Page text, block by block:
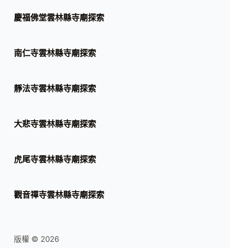
慶福佛堂雲林縣寺廟探索
南仁寺雲林縣寺廟探索
靜法寺雲林縣寺廟探索
大悲寺雲林縣寺廟探索
虎尾寺雲林縣寺廟探索
觀音禪寺雲林縣寺廟探索
版權 © 2026